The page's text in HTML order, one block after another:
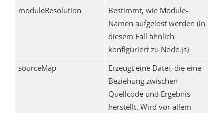
moduleResolution
Bestimmt, wie Module-
Namen aufgelöst werden (in
diesem Fall ähnlich
konfiguriert zu Node.js)
sourceMap
Erzeugt eine Datei, die eine
Beziehung zwischen
Quellcode und Ergebnis
herstellt. Wird vor allem